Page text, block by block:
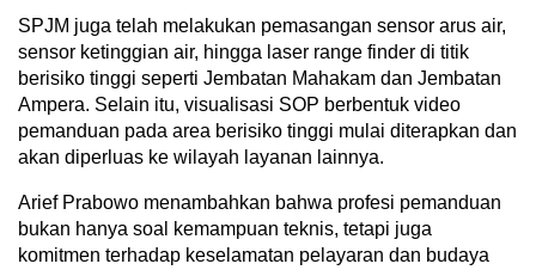
SPJM juga telah melakukan pemasangan sensor arus air,
sensor ketinggian air, hingga laser range finder di titik
berisiko tinggi seperti Jembatan Mahakam dan Jembatan
Ampera. Selain itu, visualisasi SOP berbentuk video
pemanduan pada area berisiko tinggi mulai diterapkan dan
akan diperluas ke wilayah layanan lainnya.
Arief Prabowo menambahkan bahwa profesi pemanduan
bukan hanya soal kemampuan teknis, tetapi juga
komitmen terhadap keselamatan pelayaran dan budaya